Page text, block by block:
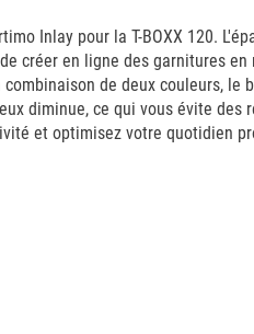
Inlay pour la T-BOXX 120.
créer en ligne des garnitures
de deux couleurs,
diminue, ce qui vous évite
et optimisez votre quotidien